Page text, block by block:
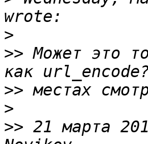
>
>> Может это
>>
>
>> 21 марта